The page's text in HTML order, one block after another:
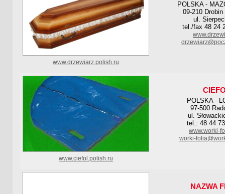
POLSKA -
09-210 Drobin
ul.
tel./fax 48 24
www.drzewiarz.polish.ru
POLSKA -
97-500
ul.
tel.: 48 44
www.worki-
worki-
www.ciefol.polish.ru
NAZWA